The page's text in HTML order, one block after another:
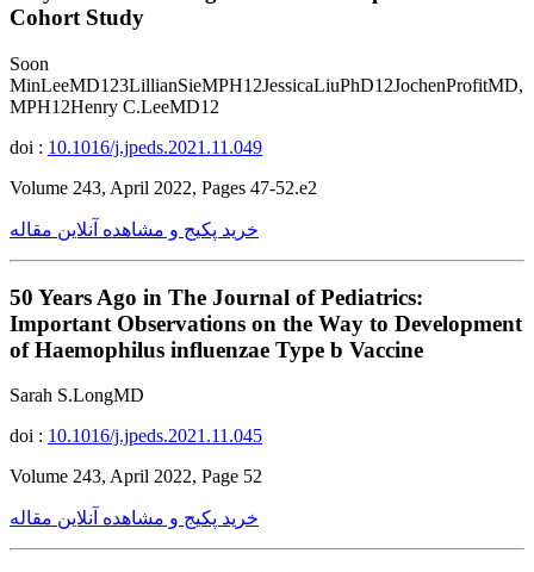
Cohort Study
Soon
MinLeeMD123LillianSieMPH12JessicaLiuPhD12JochenProfitMD,
MPH12Henry C.LeeMD12
doi : 10.1016/j.jpeds.2021.11.049
Volume 243, April 2022, Pages 47-52.e2
خرید پکیج و مشاهده آنلاین مقاله
50 Years Ago in The Journal of Pediatrics:
Important Observations on the Way to Development
of Haemophilus influenzae Type b Vaccine
Sarah S.LongMD
doi : 10.1016/j.jpeds.2021.11.045
Volume 243, April 2022, Page 52
خرید پکیج و مشاهده آنلاین مقاله